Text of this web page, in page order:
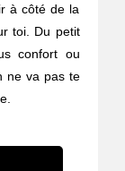
à côté de la
toi. Du petit
confort ou
ne va pas te